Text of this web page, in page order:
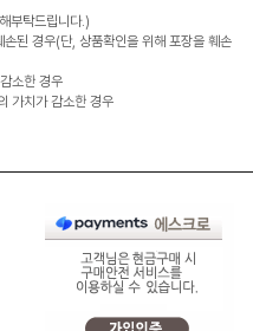
부탁드립니다.)
된 경우(단, 상품확인을 위해 포장을 훼손
소한 경우
가치가 감소한 경우